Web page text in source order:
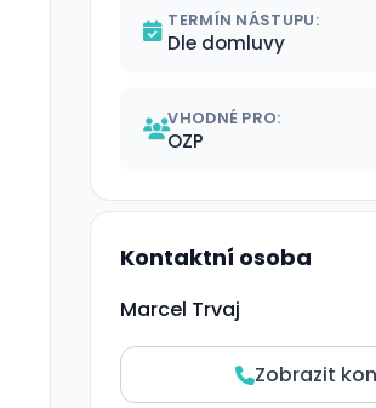
TERMÍN NÁSTUPU:
Dle domluvy
VHODNÉ PRO:
OZP
Kontaktní osoba
Marcel Trvaj
Zobrazit